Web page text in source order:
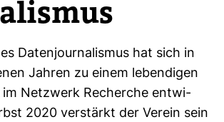
Daten­jour­na­lismus hat sich in
Jahren zu einem leben­digen
im Netz­werk Recherche ent­wi­
2020 ver­stärkt der Verein sein